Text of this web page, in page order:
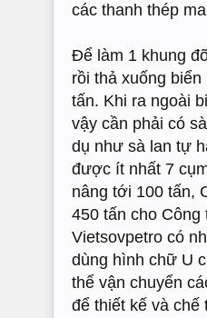
các thanh thép
Để làm 1 khung
rồi thả xuống
tấn. Khi ra ngoài
vậy cần phải có
dụ như sà lan tự
được ít nhất 7
nâng tới 100 tấn,
450 tấn cho
Vietsovpetro có
dùng hình chữ U
thể vận chuyển
để thiết kế và